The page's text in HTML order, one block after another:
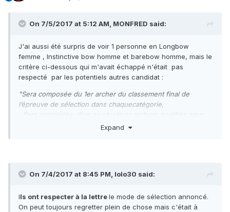
On 7/5/2017 at 5:12 AM, MONFRED said:
J'ai aussi été surpris de voir 1 personne en Longbow
femme , Instinctive bow homme et barebow homme, mais le
critère ci-dessous qui m'avait échappé n'était pas
respecté par les potentiels autres candidat :
"Sera composée du 1er archer du classement final de
l’épreuve de sélection dans chaquecatégorie,
Sera complétée, d’un ou plusieurs archers qualifiés pour
les demi-finales, ayant réalisé le
Instinctive bow
Hommes Femmes
340 pts 275 pts 475 pts 430 pts 415 pts 340
Expand
On 7/4/2017 at 8:45 PM, lolo30 said:
Ils ont respecter à la lettrele mode de sélection annoncé.
On peut toujours regretter plein de chose mais c'était à